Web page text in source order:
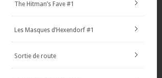
The Hitman’s Fave #1
Les Masques d’Hexendorf #1
Sortie de route